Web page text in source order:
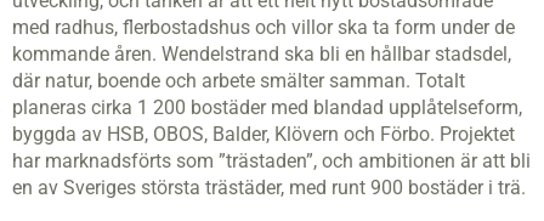
med radhus, flerbostadshus och villor ska ta form under de
kommande åren. Wendelstrand ska bli en hållbar stadsdel,
där natur, boende och arbete smälter samman. Totalt
planeras cirka 1 200 bostäder med blandad upplåtelseform,
byggda av HSB, OBOS, Balder, Klövern och Förbo. Projektet
har marknadsförts som ”trästaden”, och ambitionen är att bli
en av Sveriges största trästäder, med runt 900 bostäder i trä.